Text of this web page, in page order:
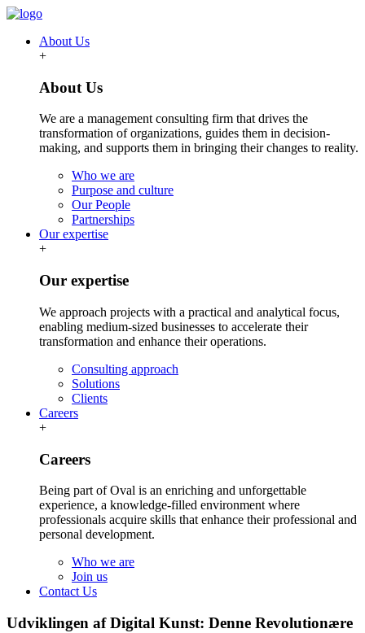
About Us
+
About Us
We are a management consulting firm that drives the
transformation of organizations, guides them in decision-
making, and supports them in bringing their changes to reality.
Who we are
Purpose and culture
Our People
Partnerships
Our expertise
+
Our expertise
We approach projects with a practical and analytical focus,
enabling medium-sized businesses to accelerate their
transformation and enhance their operations.
Consulting approach
Solutions
Clients
Careers
+
Careers
Being part of Oval is an enriching and unforgettable
experience, a knowledge-filled environment where
professionals acquire skills that enhance their professional and
personal development.
Who we are
Join us
Contact Us
Udviklingen af Digital Kunst: Denne Revolutionære